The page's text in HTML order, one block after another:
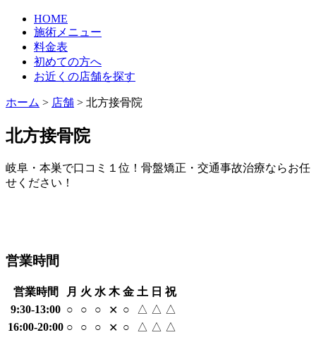
HOME
施術メニュー
料金表
初めての方へ
お近くの店舗を探す
ホーム > 店舗 > 北方接骨院
北方接骨院
岐阜・本巣で口コミ１位！骨盤矯正・交通事故治療ならお任
せください！
営業時間
営業時間 月 火 水 木 金 土 日 祝
9:30-13:00 ○ ○ ○ ✕ ○ △ △ △
16:00-20:00 ○ ○ ○ ✕ ○ △ △ △